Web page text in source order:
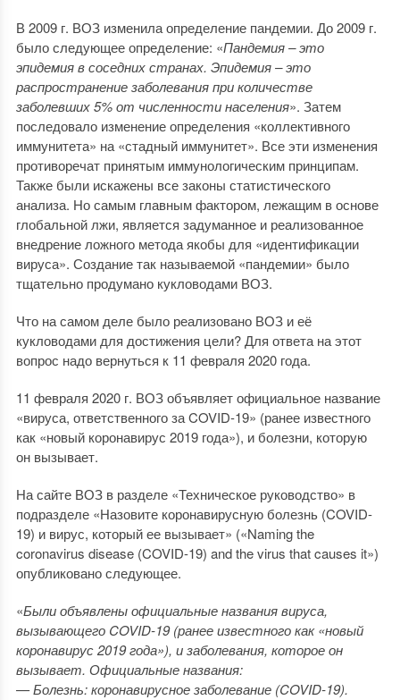
В 2009 г. ВОЗ изменила определение пандемии. До 2009 г.
было следующее определение: «Пандемия – это
эпидемия в соседних странах. Эпидемия – это
распространение заболевания при количестве
заболевших 5% от численности населения». Затем
последовало изменение определения «коллективного
иммунитета» на «стадный иммунитет». Все эти изменения
противоречат принятым иммунологическим принципам.
Также были искажены все законы статистического
анализа. Но самым главным фактором, лежащим в основе
глобальной лжи, является задуманное и реализованное
внедрение ложного метода якобы для «идентификации
вируса». Создание так называемой «пандемии» было
тщательно продумано кукловодами ВОЗ.
Что на самом деле было реализовано ВОЗ и её
кукловодами для достижения цели? Для ответа на этот
вопрос надо вернуться к 11 февраля 2020 года.
11 февраля 2020 г. ВОЗ объявляет официальное название
«вируса, ответственного за COVID-19» (ранее известного
как «новый коронавирус 2019 года»), и болезни, которую
он вызывает.
На сайте ВОЗ в разделе «Техническое руководство» в
подразделе «Назовите коронавирусную болезнь (COVID-
19) и вирус, который ее вызывает» («Naming the
coronavirus disease (COVID-19) and the virus that causes it»)
опубликовано следующее.
«Были объявлены официальные названия вируса,
вызывающего COVID-19 (ранее известного как «новый
коронавирус 2019 года»), и заболевания, которое он
вызывает. Официальные названия:
— Болезнь: коронавирусное заболевание (COVID-19).